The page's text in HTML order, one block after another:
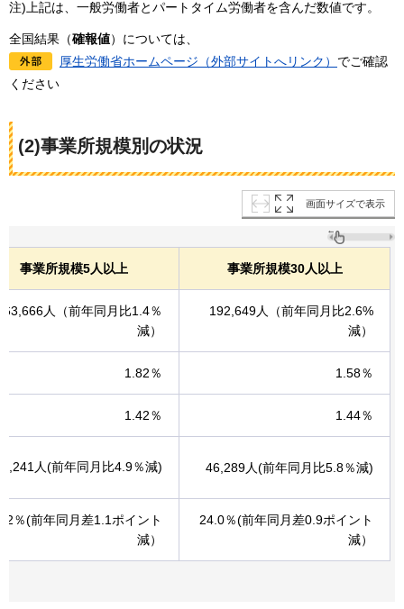
注)上記は、一般労働者とパートタイム労働者を含んだ数値です。
全国結果（確報値）については、
厚生労働省ホームページ（外部サイトへリンク） でご確認
ください
(2)事業所規模別の状況
画面サイズで表示
事業所規模5人以上 事業所規模30人以上
人（前年同月比1.4％
減）
192,649人（前年同月比2.6%
減）
1.82％ 1.58％
1.42％ 1.44％
人(前年同月比4.9％減) 46,289人(前年同月比5.8％減)
％(前年同月差1.1ポイント
減）
24.0％(前年同月差0.9ポイント
減）